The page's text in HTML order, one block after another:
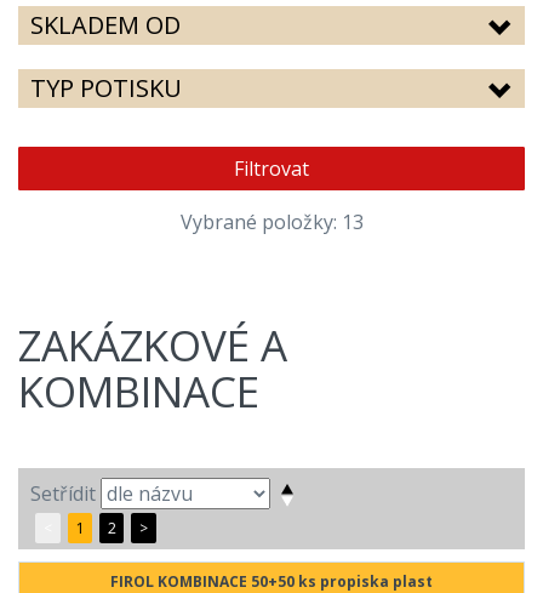
SKLADEM OD
TYP POTISKU
Filtrovat
Vybrané položky: 13
ZAKÁZKOVÉ A
KOMBINACE
Setřídit
1 2 >
FIROL KOMBINACE 50+50 ks propiska plast